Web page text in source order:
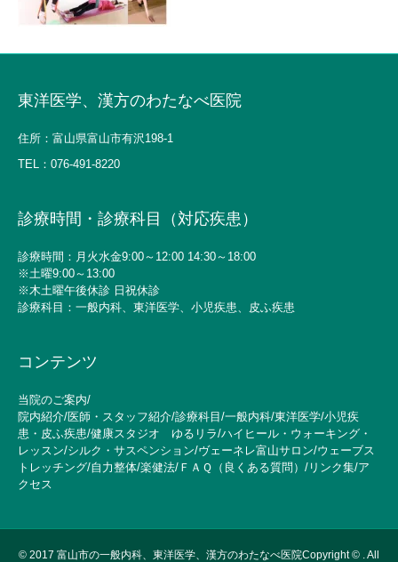
東洋医学、漢方のわたなべ医院
住所：富山県富山市有沢198-1
TEL： 076-491-8220
診療時間・診療科目（対応疾患）
診療時間：月火水金9:00～12:00 14:30～18:00
※土曜9:00～13:00
※木土曜午後休診 日祝休診
診療科目：一般内科、東洋医学、小児疾患、皮ふ疾患
コンテンツ
当院のご案内/
院内紹介/医師・スタッフ紹介/診療科目 /一般内科/東洋医学/小児疾
患・皮ふ疾患/健康スタジオ ゆるリラ/ハイヒール・ウォーキング・
レッスン/シルク・サスペンション/ヴェーネレ富山サロン/ウェーブス
トレッチング/自力整体/楽健法/ ＦＡＱ（良くある質問） / リンク集/ア
クセス
© 2017 富山市の一般内科、東洋医学、漢方のわたなべ医院Copyright © . All